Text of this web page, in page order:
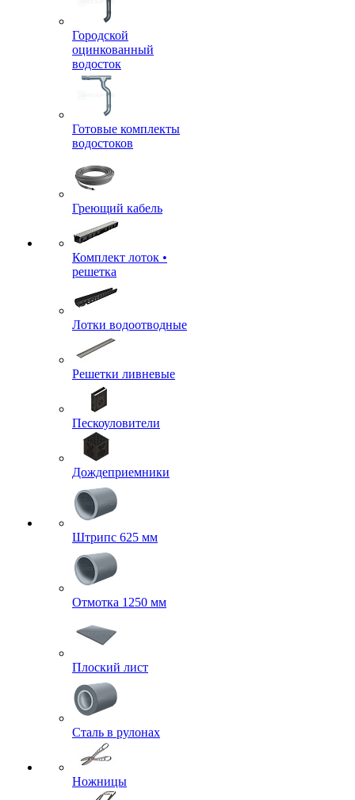
Городской
оцинкованный
водосток
Готовые комплекты
водостоков
Греющий кабель
Комплект лоток •
решетка
Лотки водоотводные
Решетки ливневые
Пескоуловители
Дождеприемники
Штрипс 625 мм
Отмотка 1250 мм
Плоский лист
Сталь в рулонах
Ножницы